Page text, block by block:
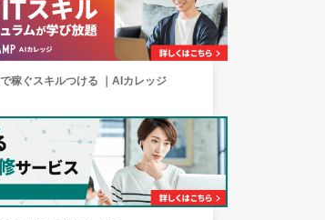
稼ぐスキルつける ｜AIカレッジ